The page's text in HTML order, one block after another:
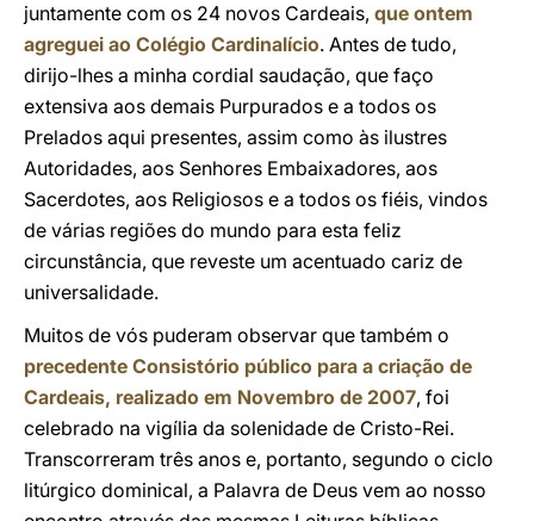
juntamente com os 24 novos Cardeais, que ontem
agreguei ao Colégio Cardinalício. Antes de tudo,
dirijo-lhes a minha cordial saudação, que faço
extensiva aos demais Purpurados e a todos os
Prelados aqui presentes, assim como às ilustres
Autoridades, aos Senhores Embaixadores, aos
Sacerdotes, aos Religiosos e a todos os fiéis, vindos
de várias regiões do mundo para esta feliz
circunstância, que reveste um acentuado cariz de
universalidade.
Muitos de vós puderam observar que também o
precedente Consistório público para a criação de
Cardeais, realizado em Novembro de 2007, foi
celebrado na vigília da solenidade de Cristo-Rei.
Transcorreram três anos e, portanto, segundo o ciclo
litúrgico dominical, a Palavra de Deus vem ao nosso